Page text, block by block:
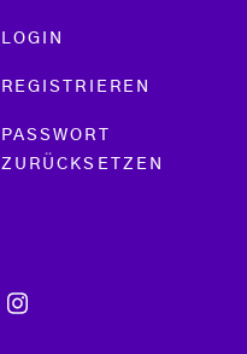
LOGIN
REGISTRIEREN
PASSWORT
ZURÜCKSETZEN